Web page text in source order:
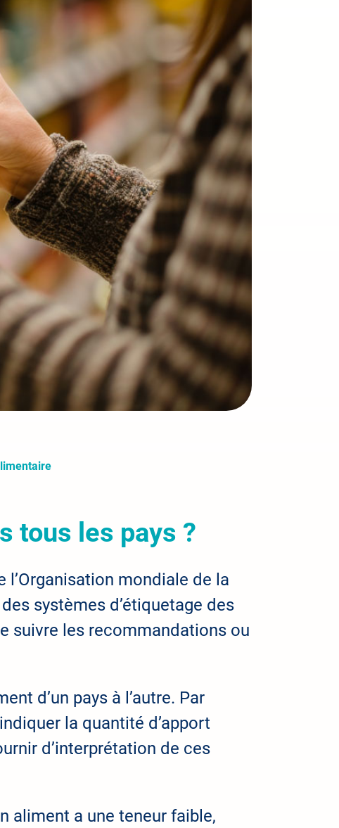
tous les pays ?
mondiale de la
systèmes d’étiquetage des
suivre les recommandations ou
d’un pays à l’autre. Par
la quantité d’apport
d’interprétation de ces
aliment a une teneur faible,